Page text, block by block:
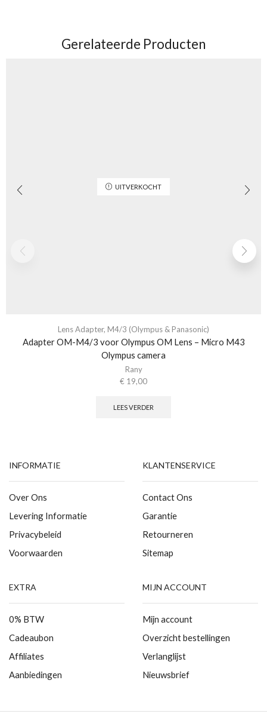
Gerelateerde Producten
UITVERKOCHT
Lens Adapter, M4/3 (Olympus & Panasonic)
Adapter OM-M4/3 voor Olympus OM Lens – Micro M43
Olympus camera
Rany
€ 19,00
LEES VERDER
INFORMATIE
Over Ons
Levering Informatie
Privacybeleid
Voorwaarden
KLANTENSERVICE
Contact Ons
Garantie
Retourneren
Sitemap
EXTRA
0% BTW
Cadeaubon
Affiliates
Aanbiedingen
MIJN ACCOUNT
Mijn account
Overzicht bestellingen
Verlanglijst
Nieuwsbrief